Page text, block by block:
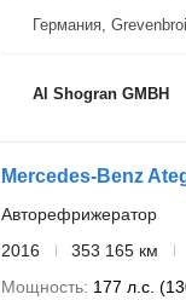
Германия,
Al Shogran GMBH
Mercedes-Benz
Авторефрижератор
2016
353 165 км
Мощность 177 л.с.